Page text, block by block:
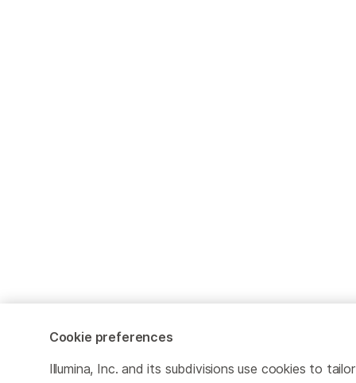
Cookie preferences
Illumina, Inc. and its subdivisions use cookies to tailor